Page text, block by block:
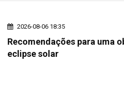
2026-08-06 18:35
Recomendações para uma
eclipse solar